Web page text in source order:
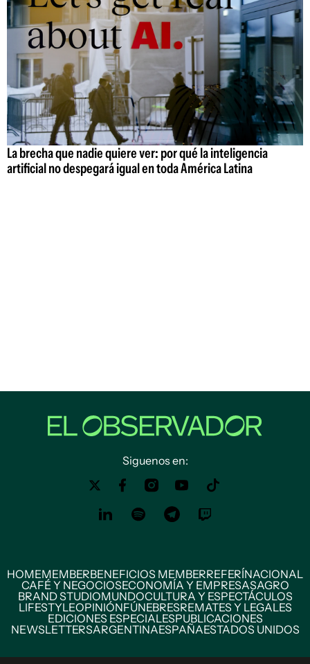
La brecha que nadie quiere ver: por qué la inteligencia
artificial no despegará igual en toda América Latina
Siguenos en:
HOMEMEMBERBENEFICIOS MEMBERREFERÍNACIONAL
CAFÉ Y NEGOCIOSECONOMÍA Y EMPRESASAGRO
BRAND STUDIOMUNDOCULTURA Y ESPECTÁCULOS
LIFESTYLEOPINIÓNFÚNEBRESREMATES Y LEGALES
EDICIONES ESPECIALESPUBLICACIONES
NEWSLETTERSARGENTINAESPAÑAESTADOS UNIDOS